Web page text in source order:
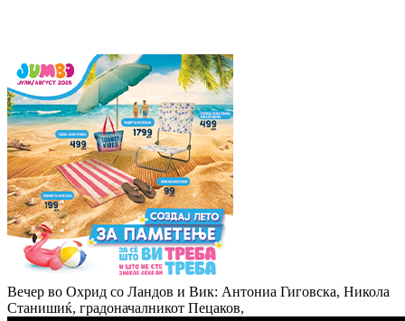
Вечер во Охрид со Ландов и Вик: Антониа Гиговска, Никола
Станишиќ, градоначалникот Пецаков,